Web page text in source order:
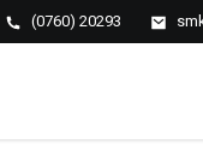
(0760) 20293